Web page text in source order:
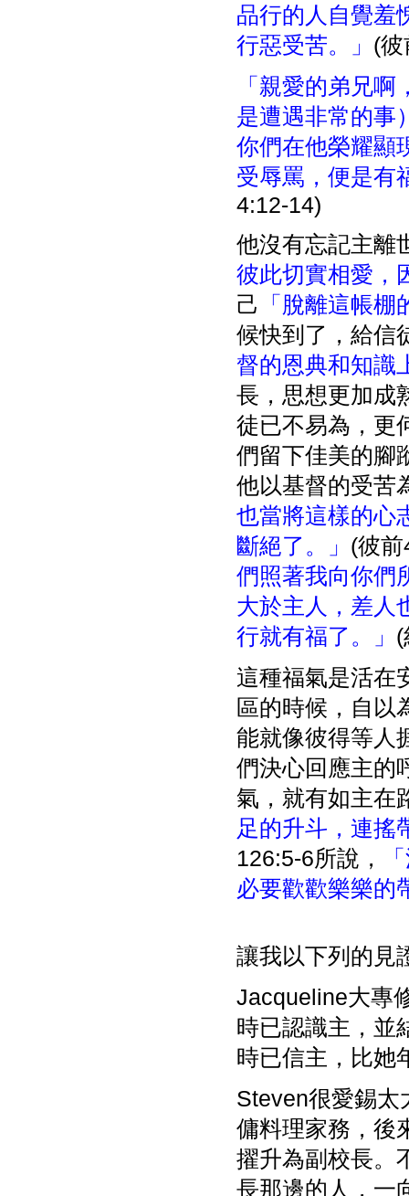
品行的人自覺羞
行惡受苦。」 (
「親愛的弟兄
是遭遇非常的事
你們在他榮耀顯
受辱罵，便是有
4:12-14)
他沒有忘記主離
彼此切實相愛，
己 「脫離這帳
候快到了，給信
督的恩典和知識
長，思想更加成
徒已不易為，更
們留下佳美的腳
他以基督的受苦
也當將這樣的心
斷絕了。」 (彼
們照著我向你們
大於主人，差人
行就有福了。」
這種福氣是活在
區的時候，自以
能就像彼得等人
們決心回應主的
氣，就有如主在
足的升斗，連搖
126:5-6所說，
必要歡歡樂樂的
讓我以下列的見
Jacqueline大專
時已認識主，並
時已信主，比她
Steven很愛錫太
傭料理家務，後
擢升為副校長。
長那邊的人，一